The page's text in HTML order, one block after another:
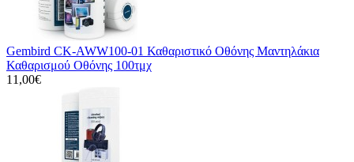
Gembird CK-AWW100-01 Καθαριστικό Οθόνης Μαντηλάκια
Καθαρισμού Οθόνης 100τμχ
11,00€